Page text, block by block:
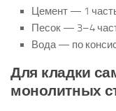
Цемент — 1
Песок — 3–4
Вода — по
Для кладки
монолитных